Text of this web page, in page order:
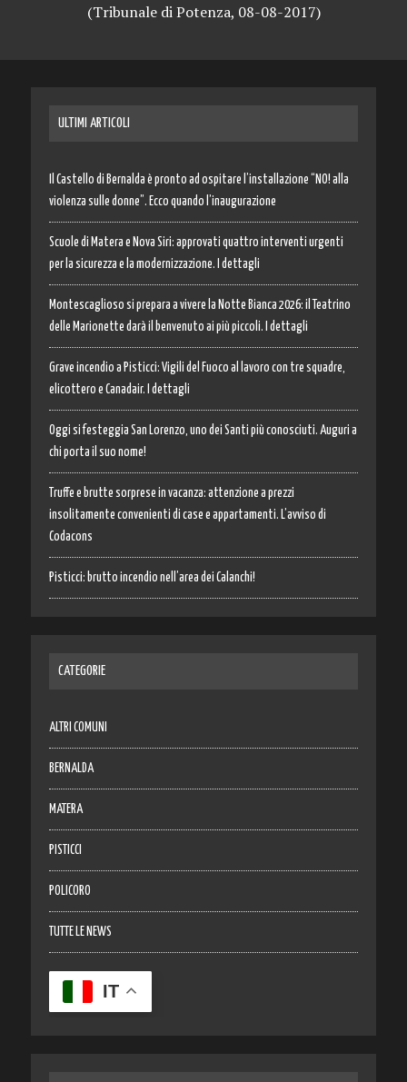
(Tribunale di Potenza, 08-08-2017)
ULTIMI ARTICOLI
Il Castello di Bernalda è pronto ad ospitare l’installazione “NO! alla
violenza sulle donne”. Ecco quando l’inaugurazione
Scuole di Matera e Nova Siri: approvati quattro interventi urgenti
per la sicurezza e la modernizzazione. I dettagli
Montescaglioso si prepara a vivere la Notte Bianca 2026: il Teatrino
delle Marionette darà il benvenuto ai più piccoli. I dettagli
Grave incendio a Pisticci: Vigili del Fuoco al lavoro con tre squadre,
elicottero e Canadair. I dettagli
Oggi si festeggia San Lorenzo, uno dei Santi più conosciuti. Auguri a
chi porta il suo nome!
Truffe e brutte sorprese in vacanza: attenzione a prezzi
insolitamente convenienti di case e appartamenti. L’avviso di
Codacons
Pisticci: brutto incendio nell’area dei Calanchi!
CATEGORIE
ALTRI COMUNI
BERNALDA
MATERA
PISTICCI
POLICORO
TUTTE LE NEWS
IT